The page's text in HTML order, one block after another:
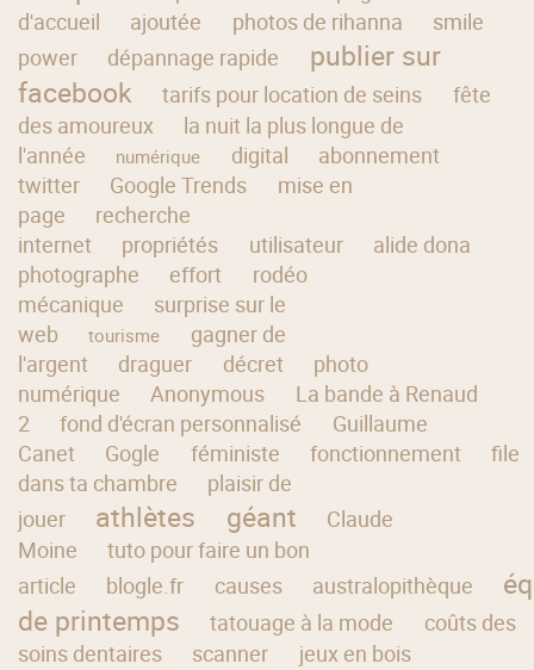
d'accueil
ajoutée photos de rihanna
smile
power
dépannage rapide
publier sur
facebook
tarifs pour location de seins
fête
des amoureux
la nuit la plus longue de
l'année
numérique digital
abonnement
twitter
Google Trends
mise en
page
recherche
internet
propriétés utilisateur
alide dona
photographe
effort
rodéo
mécanique
surprise sur le
web
tourisme
gagner de
l'argent
draguer décret
photo
numérique
Anonymous
La bande à Renaud
2
fond d'écran personnalisé
Guillaume
Canet
Gogle féministe fonctionnement
file
dans ta chambre
plaisir de
jouer
athlètes géant
Claude
Moine
tuto pour faire un bon
article
blogle.fr causes australopithèque
de printemps
tatouage à la mode
coûts des
soins dentaires
scanner jeux en bois